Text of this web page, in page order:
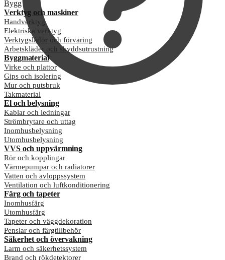
Bygg
Verktyg och maskiner
Handverktyg
Elektriska verktyg
Verktygslådor och förvaring
Arbetskläder och skyddsutrustning
Byggmaterial
Virke och plattor
Gips och isolering
Mur och putsbruk
Takmaterial
El och belysning
Kablar och ledningar
Strömbrytare och uttag
Inomhusbelysning
Utomhusbelysning
VVS och uppvärmning
Rör och kopplingar
Värmepumpar och radiatorer
Vatten och avloppssystem
Ventilation och luftkonditionering
Färg och tapeter
Inomhusfärg
Utomhusfärg
Tapeter och väggdekoration
Penslar och färgtillbehör
Säkerhet och övervakning
Larm och säkerhetssystem
Brand och rökdetektorer